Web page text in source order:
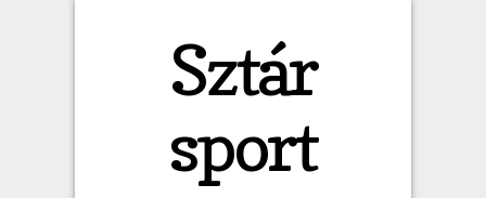
Sztár
sport